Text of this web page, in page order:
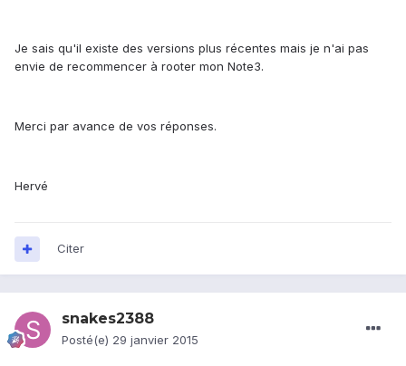
Je sais qu'il existe des versions plus récentes mais je n'ai pas
envie de recommencer à rooter mon Note3.
Merci par avance de vos réponses.
Hervé
Citer
snakes2388
Posté(e) 29 janvier 2015